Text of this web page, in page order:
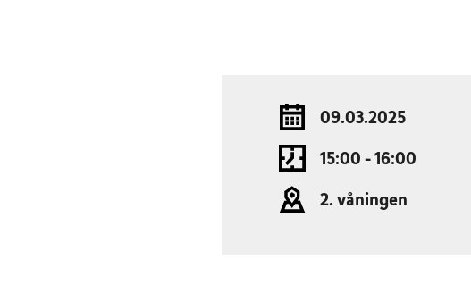
09.03.2025
15:00 - 16:00
2. våningen